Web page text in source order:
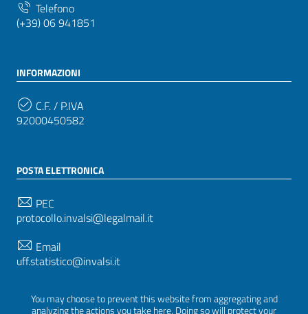
You may choose to prevent this website from aggregating and
analyzing the actions you take here. Doing so will protect your
Telefono
(+39) 06 941851
INFORMAZIONI
C.F. / P.IVA
92000450582
POSTA ELETTRONICA
PEC
protocollo.invalsi@legalmail.it
Email
uff.statistico@invalsi.it
restituzione.dati@invalsi.it